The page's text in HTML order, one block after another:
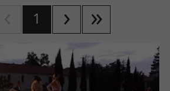
1